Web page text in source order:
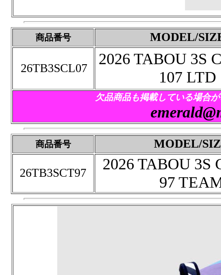
商品番号 MODEL/
26TB3SCL07
2026 TABOU 3S
107 LTD
欠品商品も掲載している場合
商品番号 MODEL/
26TB3SCT97
2026 TABOU 3S
97